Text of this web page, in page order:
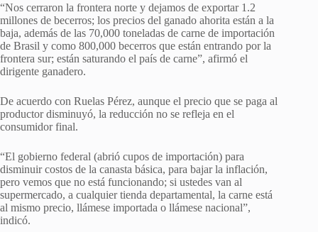
“Nos cerraron la frontera norte y dejamos de exportar 1.2
millones de becerros; los precios del ganado ahorita están a la
baja, además de las 70,000 toneladas de carne de importación
de Brasil y como 800,000 becerros que están entrando por la
frontera sur; están saturando el país de carne”, afirmó el
dirigente ganadero.
De acuerdo con Ruelas Pérez, aunque el precio que se paga al
productor disminuyó, la reducción no se refleja en el
consumidor final.
“El gobierno federal (abrió cupos de importación) para
disminuir costos de la canasta básica, para bajar la inflación,
pero vemos que no está funcionando; si ustedes van al
supermercado, a cualquier tienda departamental, la carne está
al mismo precio, llámese importada o llámese nacional”,
indicó.